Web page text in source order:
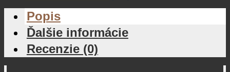
Popis
Ďalšie informácie
Recenzie (0)